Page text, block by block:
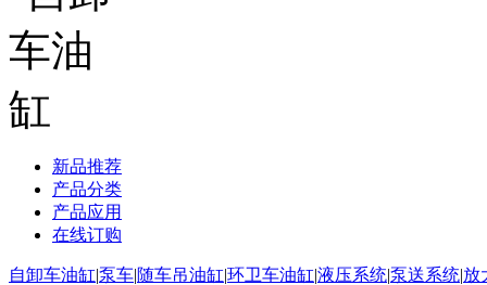
新品推荐
产品分类
产品应用
在线订购
自卸车油缸|泵车|随车吊油缸|环卫车油缸|液压系统|泵送系统|放